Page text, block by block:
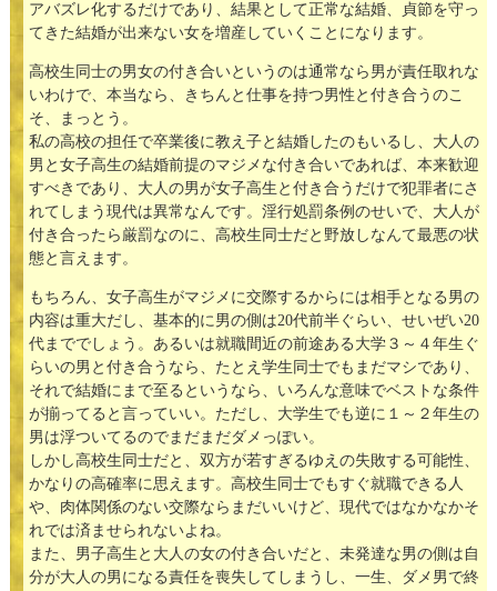
アバズレ化するだけであり、結果として正常な結婚、貞節を守っ
てきた結婚が出来ない女を増産していくことになります。
高校生同士の男女の付き合いというのは通常なら男が責任取れな
いわけで、本当なら、きちんと仕事を持つ男性と付き合うのこ
そ、まっとう。
私の高校の担任で卒業後に教え子と結婚したのもいるし、大人の
男と女子高生の結婚前提のマジメな付き合いであれば、本来歓迎
すべきであり、大人の男が女子高生と付き合うだけで犯罪者にさ
れてしまう現代は異常なんです。淫行処罰条例のせいで、大人が
付き合ったら厳罰なのに、高校生同士だと野放しなんて最悪の状
態と言えます。
もちろん、女子高生がマジメに交際するからには相手となる男の
内容は重大だし、基本的に男の側は20代前半ぐらい、せいぜい20
代まででしょう。あるいは就職間近の前途ある大学３～４年生ぐ
らいの男と付き合うなら、たとえ学生同士でもまだマシであり、
それで結婚にまで至るというなら、いろんな意味でベストな条件
が揃ってると言っていい。ただし、大学生でも逆に１～２年生の
男は浮ついてるのでまだまだダメっぽい。
しかし高校生同士だと、双方が若すぎるゆえの失敗する可能性、
かなりの高確率に思えます。高校生同士でもすぐ就職できる人
や、肉体関係のない交際ならまだいいけど、現代ではなかなかそ
れでは済ませられないよね。
また、男子高生と大人の女の付き合いだと、未発達な男の側は自
分が大人の男になる責任を喪失してしまうし、一生、ダメ男で終